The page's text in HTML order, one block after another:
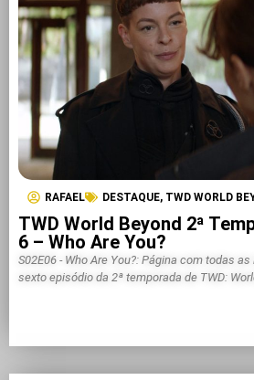
RAFAEL DESTAQUE, TWD WORLD
TWD World Beyond 2ª
6 – Who Are You?
S02E06 - Who Are You?: Página com todas
sexto episódio da 2ª temporada de TWD: